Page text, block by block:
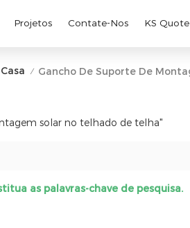
Projetos Contate-Nos KS Quote
Casa /
solar no telhado de telha"
as palavras-chave de pesquisa.